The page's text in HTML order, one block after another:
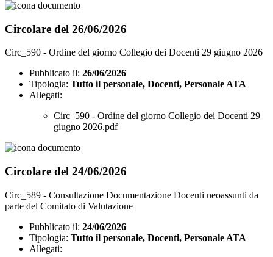
Circolare del 26/06/2026
Circ_590 - Ordine del giorno Collegio dei Docenti 29 giugno 2026
Pubblicato il: 26/06/2026
Tipologia: Tutto il personale, Docenti, Personale ATA
Allegati:
Circ_590 - Ordine del giorno Collegio dei Docenti 29
giugno 2026.pdf
Circolare del 24/06/2026
Circ_589 - Consultazione Documentazione Docenti neoassunti da
parte del Comitato di Valutazione
Pubblicato il: 24/06/2026
Tipologia: Tutto il personale, Docenti, Personale ATA
Allegati: